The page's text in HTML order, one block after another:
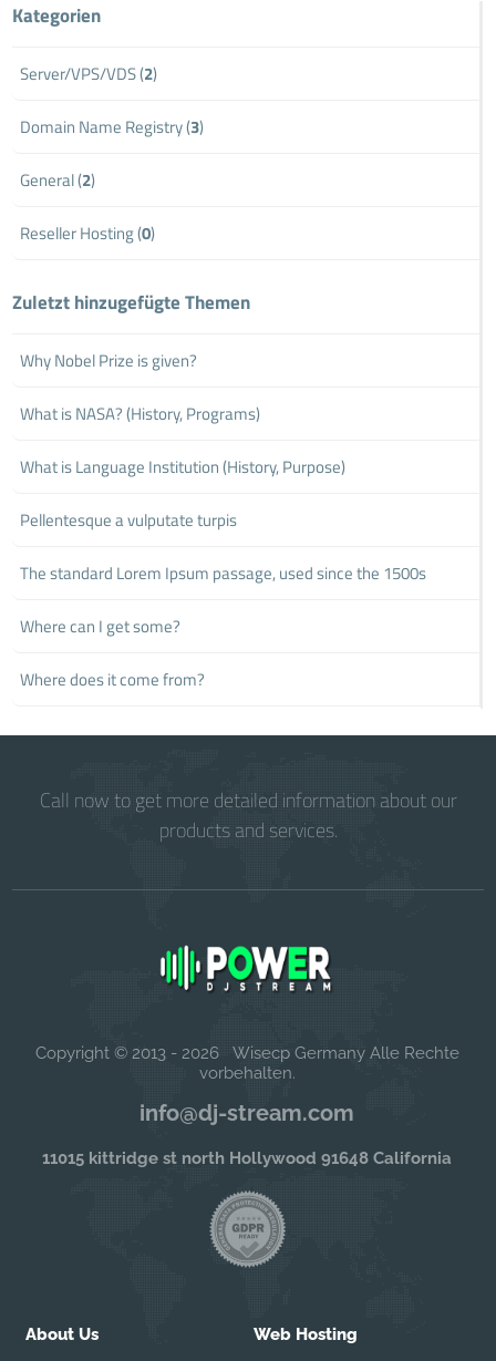
Kategorien
Server/VPS/VDS (2)
Domain Name Registry (3)
General (2)
Reseller Hosting (0)
Zuletzt hinzugefügte Themen
Why Nobel Prize is given?
What is NASA? (History, Programs)
What is Language Institution (History, Purpose)
Pellentesque a vulputate turpis
The standard Lorem Ipsum passage, used since the 1500s
Where can I get some?
Where does it come from?
Call now to get more detailed information about our
products and services.
Copyright © 2013 - 2026 Wisecp Germany Alle Rechte
vorbehalten.
info@dj-stream.com
11015 kittridge st north Hollywood 91648 California
About Us Web Hosting